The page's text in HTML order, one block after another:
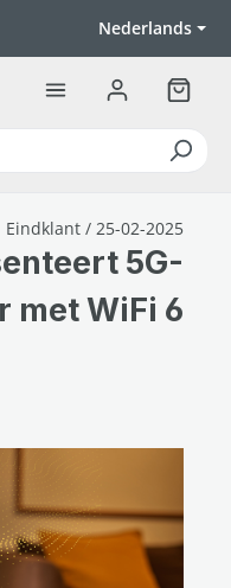
Nederlands
Eindklant / 25-02-2025
5G-
met WiFi 6